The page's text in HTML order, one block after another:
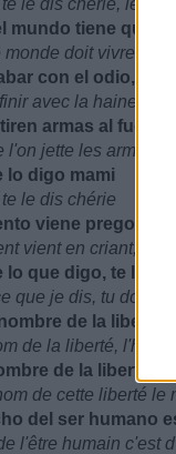
le dis chérie, le
mundo tiene que ir,
monde doit vivre, le
con el odio, libre
avec la haine, le
armas al
l'on jette les armes
lo digo mami
le dis chérie
viene
vient en criant, le
lo que digo, te lo
que je dis, tu dois
de la
de la liberté,
de la libertad,
de cette liberté le
del ser humano
l'être humain c'est